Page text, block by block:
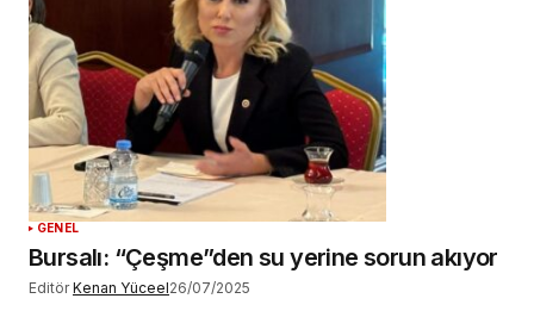
GENEL
Bursalı: “Çeşme”den su yerine sorun akıyor
Editör Kenan Yüceel26/07/2025